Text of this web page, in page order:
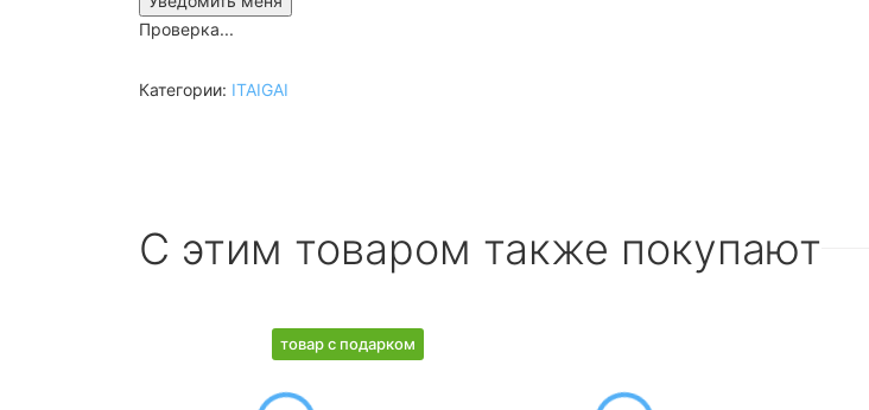
Проверка...
Категории: ITAIGAI
С этим товаром также покупают
товар с подарком